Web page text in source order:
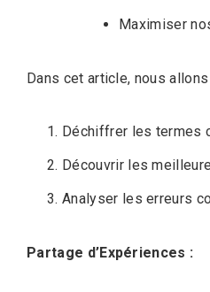
Maximiser
Dans cet article, nous allons
Déchiffrer les termes
Découvrir les
Analyser les erreurs
Partage d’Expériences :